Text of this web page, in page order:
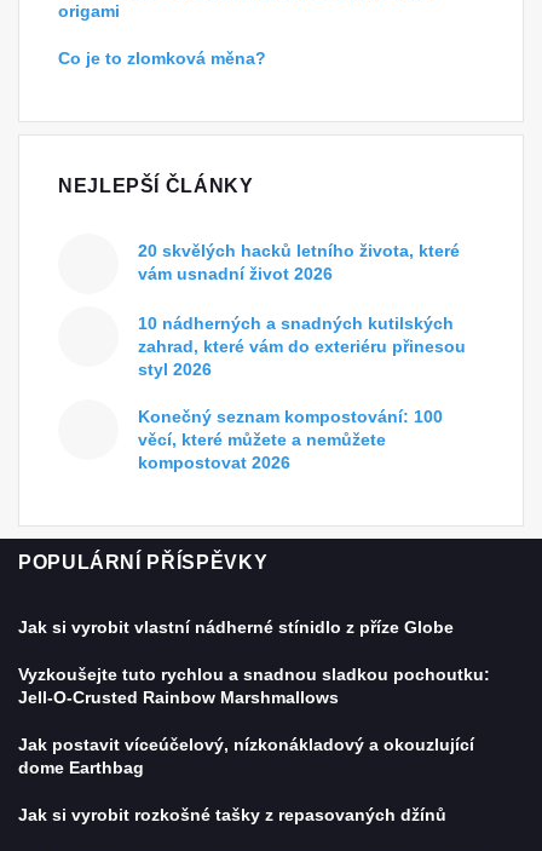
origami
Co je to zlomková měna?
NEJLEPŠÍ ČLÁNKY
20 skvělých hacků letního života, které
vám usnadní život 2026
10 nádherných a snadných kutilských
zahrad, které vám do exteriéru přinesou
styl 2026
Konečný seznam kompostování: 100
věcí, které můžete a nemůžete
kompostovat 2026
POPULÁRNÍ PŘÍSPĚVKY
Jak si vyrobit vlastní nádherné stínidlo z příze Globe
Vyzkoušejte tuto rychlou a snadnou sladkou pochoutku:
Jell-O-Crusted Rainbow Marshmallows
Jak postavit víceúčelový, nízkonákladový a okouzlující
dome Earthbag
Jak si vyrobit rozkošné tašky z repasovaných džínů